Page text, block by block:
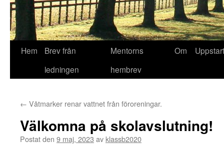
Hoppa
Hem
Brev från
ledningen
Mentorns
hembrev
Om
← Våtmarker renar vattnet från föroreningar.
Välkomna på skolavslutning!
Postat den 9 maj, 2023 av klassb2020